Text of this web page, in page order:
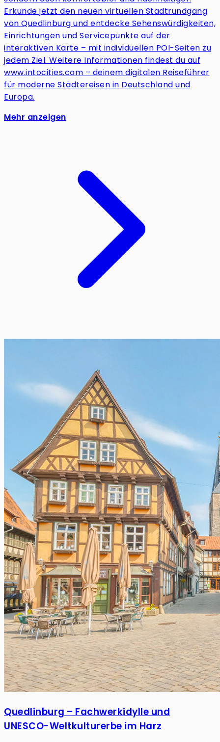
Erkunde jetzt den neuen virtuellen Stadtrundgang
von Quedlinburg und entdecke Sehenswürdigkeiten,
Einrichtungen und Servicepunkte auf der
interaktiven Karte – mit individuellen POI-Seiten zu
jedem Ziel. Weitere Informationen findest du auf
www.intocities.com – deinem digitalen Reiseführer
für moderne Städtereisen in Deutschland und
Europa.
Mehr anzeigen
Quedlinburg – Fachwerkidylle und
UNESCO-Weltkulturerbe im Harz